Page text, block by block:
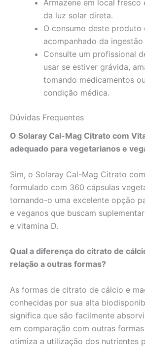
Armazene em local fresco
da luz solar direta.
O consumo deste produto
acompanhado da
Consulte um profissional
usar se estiver grávida,
tomando medicamentos
condição médica.
Dúvidas Frequentes
O Solaray Cal-Mag Citrato com
adequado para vegetarianos e
Sim, o Solaray Cal-Mag Citrato
formulado com 360 cápsulas
tornando-o uma excelente opção
e veganos que buscam
e vitamina D.
Qual a diferença do citrato de
relação a outras formas?
As formas de citrato de cálcio e
conhecidas por sua alta
significa que são facilmente
em comparação com outras
otimiza a utilização dos nutrientes